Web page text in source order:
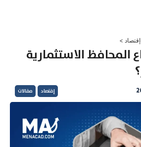
إقتصاد >
المحافظ الاستثمارية
إقتصاد مقالات